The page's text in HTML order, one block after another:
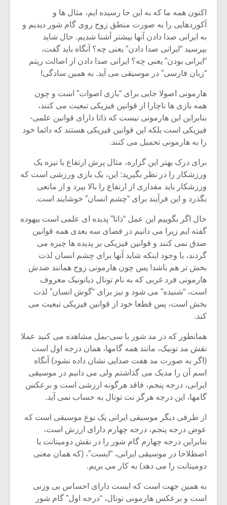
اکنون همه ما که به این جا رسیده ایم، مثال ها و
آکوردهایی را به صورت منطق زوج روی گام شور دیدیم و
به ایرانی صدا دادن آنها بیشتر آشنا شدیم. حال شاید
بپرسید “ایرانی صدا دادن” یعنی چه؟ آنگاه باید گفت،
“ایرانی بودن” یعنی چه؟ ایرانی صدا دادن از اصالت ریتم
“زبان فارسی” در موسیقی می آید. به همین سادگی!
هارمونی اصولا جایی برای “بازی اصوات” است و چون
همه بازی ها ناچارا از قوانین فیزیکی تبعیت می کنند،
بنابراین این هارمونی نیست که ذاتا دارای قوانین علمی-
فیزیکی است بلکه این قوانین فیزیکی هستند که دائما خود
را به هارمونی تحمیل می کنند.
برای درک بهتر این گزاره، مثال پرش ارتفاع با نیزه یک
ورزشکار را در نظر بگیرید: این، یک بازی ورزشی است که
ورزشکار باید مقداری از ارتفاع را بالا بپرد و از مانعی
بگذرد و این فرآیند برای “چشم انسان” خوشایند است.
حال اگر بگوییم این عمل “ذاتا” پدیده ای علمی است بیهوده
گفته ایم زیرا می دانیم در فضای سه بعدی همه قوانین
صدق نمی کنند و قوانین فیزیکی بر پدیده ها چیره می
گردند، با وجود اینکه شاید آنها برای چشم انسان لذت
بخش تر هم باشد! پس چون هارمونی زوج همانند ضدش
هارمونی فرد غربی که به نام تونال دیاتونیک معروف
است، “شنیده” می شود و نیز برای “گوش انسان” لذت
بخش است، پس قطعا خود از قوانین فیزیکی تبعیت می
کند.
همانطور که در مد شور با سی-بمل مشاهده می کنید عملا
نقش مد تونیک، مانند همه گامها، همان درجه اول است
(اگر به صورت مد هفت صدایی نشان داده نشود) آنگاه
اسم آن را مدیک می گذاشتم ولی می دانیم در موسیقی
ایرانی، درجه پنجم، فاقد هرگونه ارزشی است و برعکس
گامها، این درجه هرگز نت تونال به حساب نمی آید.
از طرفی دیگر موسیقی ایرانی یک نوع موسیقی است که
عوض درجه پنجم، درجه چهارم دارای ارزش است،
بنابراین درجه چهارم گام شور را در نقش دومینانت یا
اصطلاحا در موسیقی ایرانی، “ایست”، (که همان معنی
دومینانت را می دهد) به کار می بریم.
به همین جهت است که ایست دارای احساس بی وزنی
است و برعکس هارمونی تونال، “درجه اول” گام شور
یادداشتی بر موسیقی
متن فیلم «متری
شیش و نیم»
اگر نمی توانی
مشهورترین باشی،
بدنام ترین باش
موسیقی